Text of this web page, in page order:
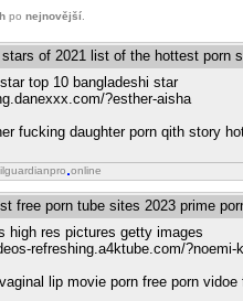
po nejnovější.
of 2021 list of the hottest porn
top 10 bangladeshi star
?esther-aisha
fucking daughter porn qith story
online
free porn tube sites 2023 prime
high res pictures getty images
refreshing.a4ktube.com/?noemi-
lip movie porn free porn